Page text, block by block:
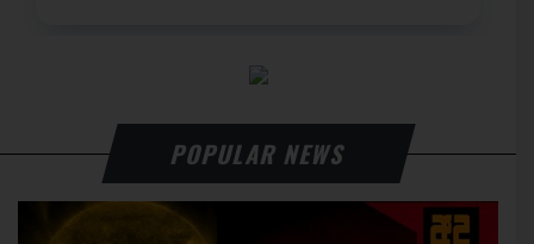
POPULAR NEWS